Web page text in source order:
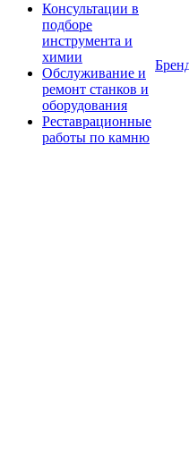
Консультации в
подборе
инструмента и
химии
Обслуживание и
ремонт станков и
оборудования
Реставрационные
работы по камню